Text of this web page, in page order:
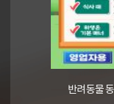
반려동물